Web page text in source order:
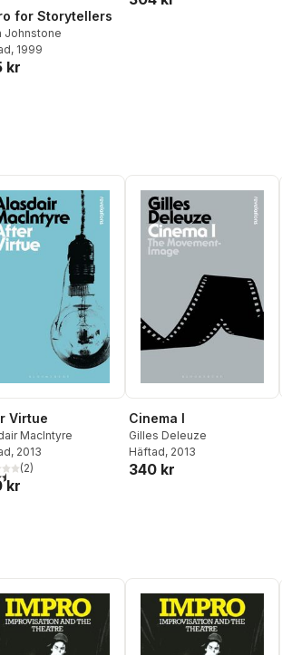
for Storytellers
Johnstone
, 1999
kr
Virtue
MacIntyre
, 2013
5 stjärnor. Totalt antal röster:
(2)
kr
Cinema I
Gilles Deleuze
Häftad, 2013
340 kr